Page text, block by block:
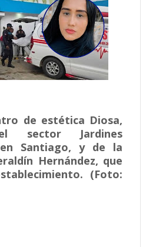
de estética Diosa,
sector Jardines
Santiago, y de la
Hernández, que
(Foto: